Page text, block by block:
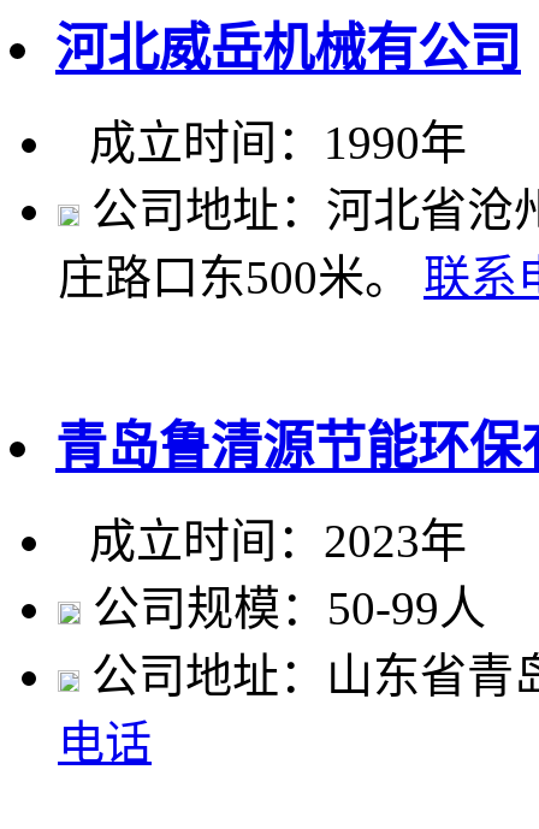
河北威岳机械有公司
成立时间：1990年
公司地址：河北省沧
庄路口东500米。
联系
青岛鲁清源节能环保
成立时间：2023年
公司规模：50-99人
公司地址：山东省青
电话